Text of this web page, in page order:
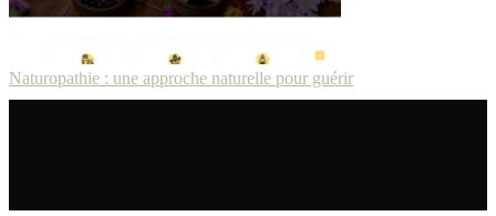
Naturopathie : une approche naturelle pour guérir